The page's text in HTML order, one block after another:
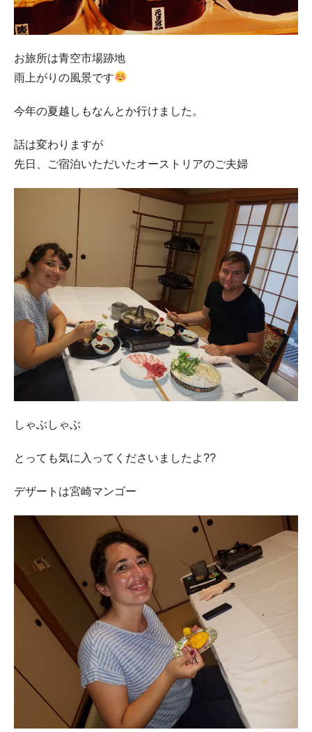
お旅所は青空市場跡地
雨上がりの風景です
今年の夏越しもなんとか行けました。
話は変わりますが
先日、ご宿泊いただいたオーストリアのご夫婦
しゃぶしゃぶ
とっても気に入ってくださいましたよ??
デザートは宮崎マンゴー